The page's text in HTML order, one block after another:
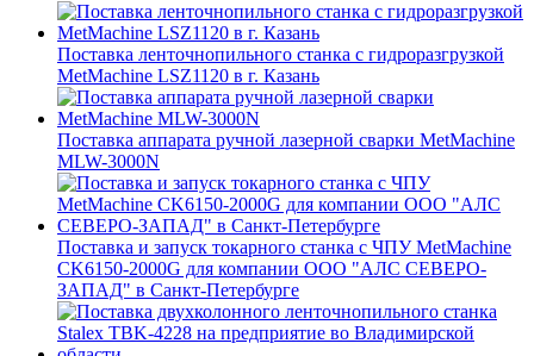
Поставка ленточнопильного станка c гидроразгрузкой
MetMachine LSZ1120 в г. Казань
Поставка аппарата ручной лазерной сварки MetMachine
MLW-3000N
Поставка и запуск токарного станка с ЧПУ MetMachine
CK6150-2000G для компании ООО "АЛС СЕВЕРО-
ЗАПАД" в Санкт-Петербурге